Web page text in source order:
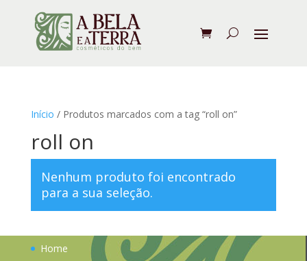
Início / Produtos marcados com a tag “roll on”
roll on
Nenhum produto foi encontrado
para a sua seleção.
Home